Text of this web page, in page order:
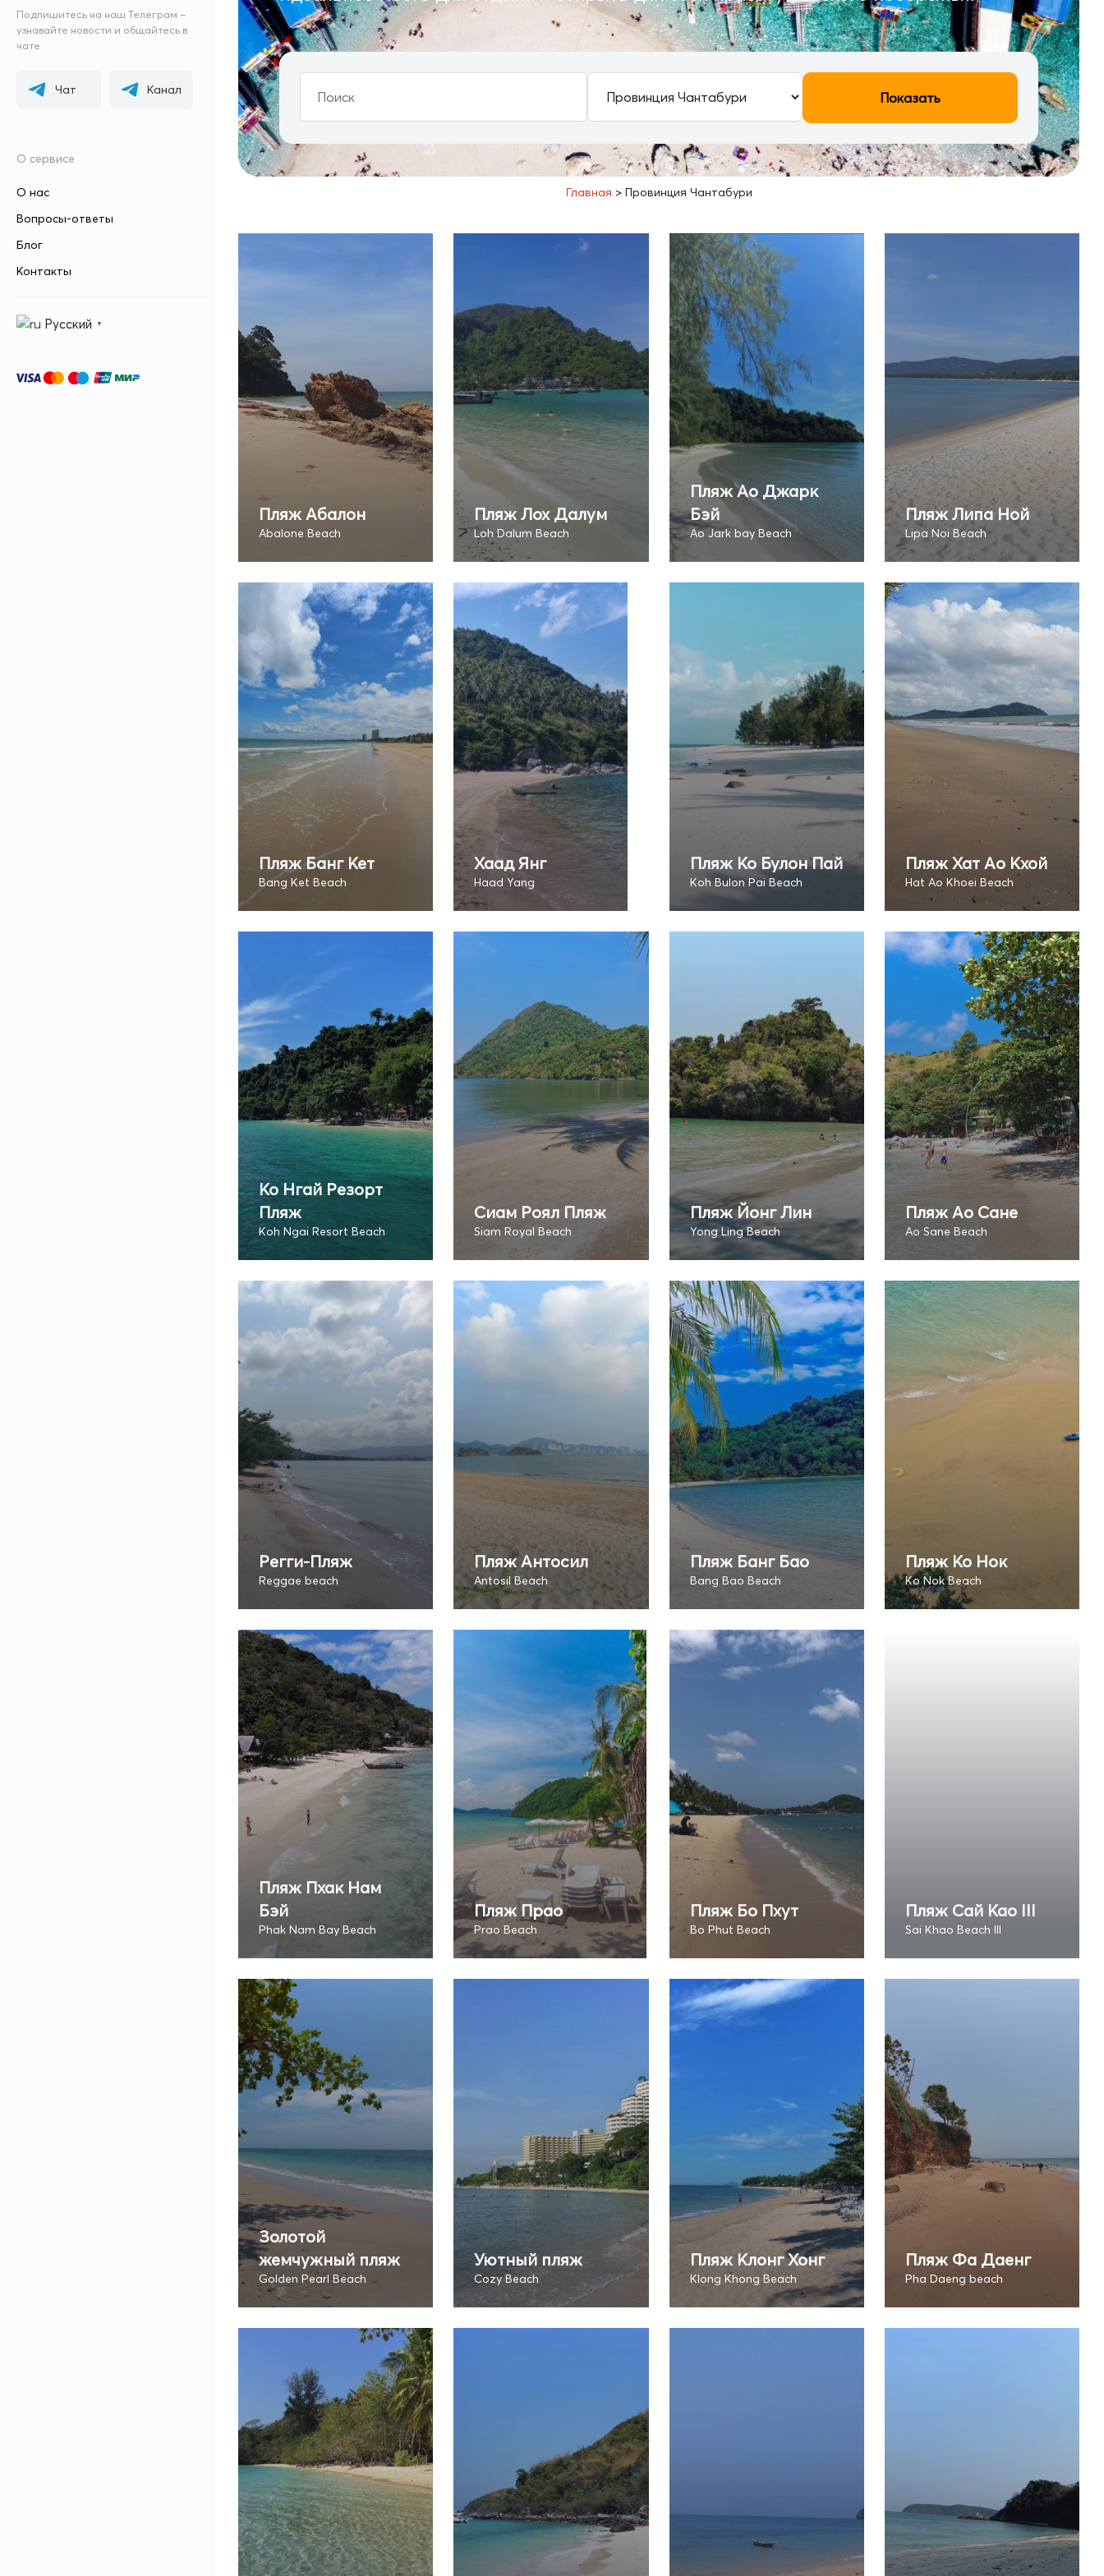
Подпишитесь на наш Телеграм –
узнавайте новости и общайтесь в
чате
Чат Канал
О сервисе
О нас
Вопросы-ответы
Блог
Контакты
Русский ▼
Показать
Главная > Провинция Чантабури
Пляж Абалон
Abalone Beach
Пляж Лох Далум
Loh Dalum Beach
Пляж Ао Джарк
Бэй
Ao Jark bay Beach
Пляж Липа Ной
Lipa Noi Beach
Пляж Банг Кет
Bang Ket Beach
Хаад Янг
Haad Yang
Пляж Ко Булон Пай
Koh Bulon Pai Beach
Пляж Хат Ао Кхой
Hat Ao Khoei Beach
Ко Нгай Резорт
Пляж
Koh Ngai Resort Beach
Сиам Роял Пляж
Siam Royal Beach
Пляж Йонг Лин
Yong Ling Beach
Пляж Ао Сане
Ao Sane Beach
Регги-Пляж
Reggae beach
Пляж Антосил
Antosil Beach
Пляж Банг Бао
Bang Bao Beach
Пляж Ко Нок
Ko Nok Beach
Пляж Пхак Нам
Бэй
Phak Nam Bay Beach
Пляж Прао
Prao Beach
Пляж Бо Пхут
Bo Phut Beach
Пляж Сай Као III
Sai Khao Beach III
Золотой
жемчужный пляж
Golden Pearl Beach
Уютный пляж
Cozy Beach
Пляж Клонг Хонг
Klong Khong Beach
Пляж Фа Даенг
Pha Daeng beach